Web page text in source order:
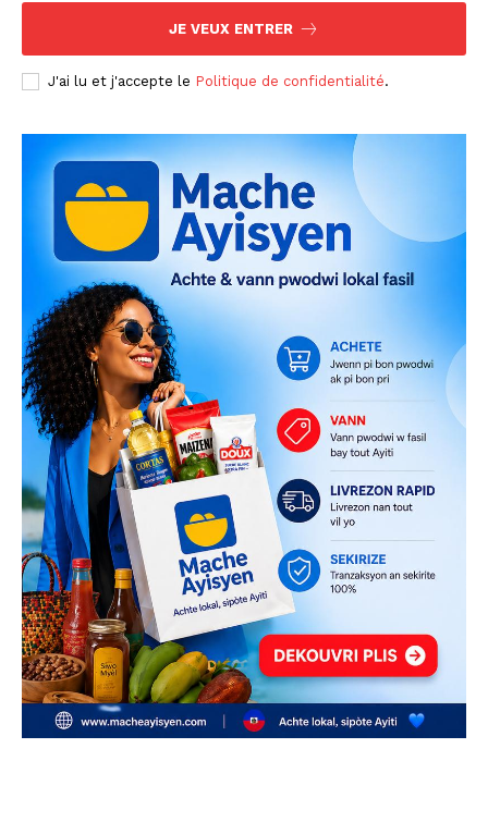
JE VEUX ENTRER
J'ai lu et j'accepte le Politique de confidentialité.